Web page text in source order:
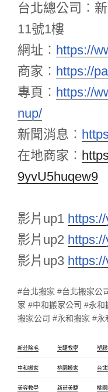
台北總公司︰
11號1樓
網址︰ https://
商家︰ https://
專頁︰ https://
nup/
新聞消息︰
在地商家 ︰
9yvU5huqew9
影片up1
影片up2
影片up3
#台北搬家 #台北搬家公
家 #中和搬家公司 #永
搬家公司 #永和搬家 #永
新莊除毛 美睫教學 塑
中和搬家 桃園搬家 台
美容教學 新莊美睫 桃